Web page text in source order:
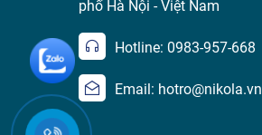
phố Hà Nội - Việt Nam
Hotline: 0983-957-668
Email: hotro@nikola.vn